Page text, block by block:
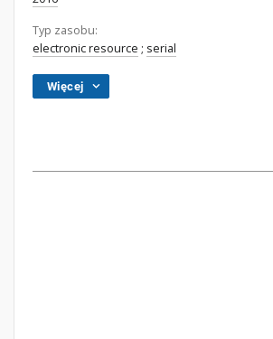
Typ zasobu:
electronic resource ; serial
Więcej